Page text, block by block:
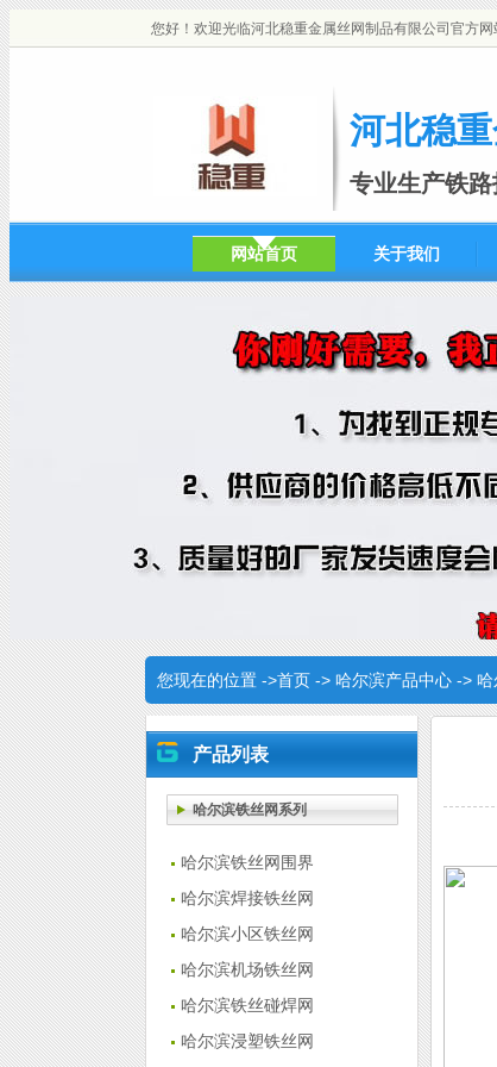
您好！欢迎光临河北稳重金属丝网制品有限公司官方网
河北稳
专业生产铁
网站首页 关于我们
您现在的位置 ->首页 -> 哈尔滨产品中心 -> 哈
产品列表
哈尔滨铁丝网系列
哈尔滨铁丝网围界
哈尔滨焊接铁丝网
哈尔滨小区铁丝网
哈尔滨机场铁丝网
哈尔滨铁丝碰焊网
哈尔滨浸塑铁丝网